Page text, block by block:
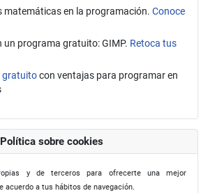
matemáticas en la programación. Conoce
un programa gratuito: GIMP. Retoca tus
gratuitocon ventajas para programar en
Política sobre cookies
y de terceros para ofrecerte una mejor
acuerdo a tus hábitos de navegación.